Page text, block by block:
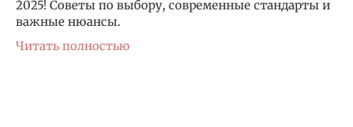
2025! Советы по выбору, современные стандарты и
важные нюансы.
Читать полностью